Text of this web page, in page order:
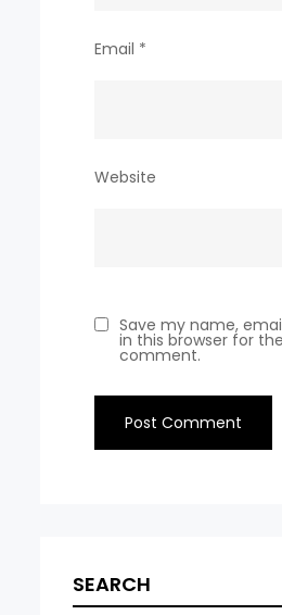
Email *
Website
Save my name,
in this browser for
comment.
SEARCH